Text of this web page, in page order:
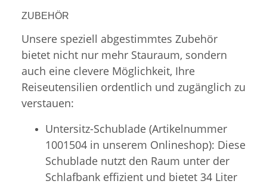
ZUBEHÖR
Unsere speziell abgestimmtes Zubehör
bietet nicht nur mehr Stauraum, sondern
auch eine clevere Möglichkeit, Ihre
Reiseutensilien ordentlich und zugänglich zu
verstauen:
Untersitz-Schublade (Artikelnummer
1001504 in unserem Onlineshop): Diese
Schublade nutzt den Raum unter der
Schlafbank effizient und bietet 34 Liter